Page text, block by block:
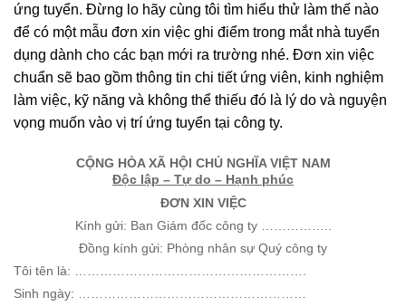
ứng tuyển. Đừng lo hãy cùng tôi tìm hiểu thử làm thế nào
để có một mẫu đơn xin việc ghi điểm trong mắt nhà tuyển
dụng dành cho các bạn mới ra trường nhé. Đơn xin việc
chuẩn sẽ bao gồm thông tin chi tiết ứng viên, kinh nghiệm
làm việc, kỹ năng và không thể thiếu đó là lý do và nguyện
vọng muốn vào vị trí ứng tuyển tại công ty.
CỘNG HÒA XÃ HỘI CHỦ NGHĨA VIỆT NAM
Độc lập – Tự do – Hạnh phúc
ĐƠN XIN VIỆC
Kính gửi: Ban Giám đốc công ty ……………..
Đồng kính gửi: Phòng nhân sự Quý công ty
Tôi tên là: ……………………………………………….
Sinh ngày: ………………………………………………